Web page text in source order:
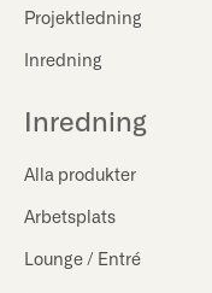
Projektledning
Inredning
Inredning
Alla produkter
Arbetsplats
Lounge / Entré